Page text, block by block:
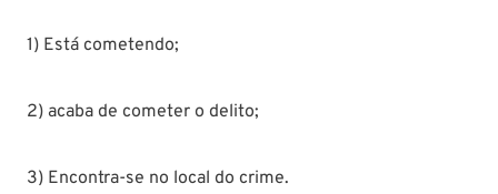
1) Está cometendo;
2) acaba de cometer o delito;
3) Encontra-se no local do crime.